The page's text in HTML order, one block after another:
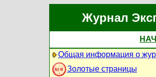
Журнал
Общая информация о
Золотые страницы